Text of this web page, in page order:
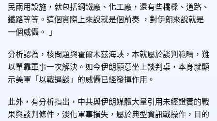
民兩用設施，就包括鋼鐵廠、化工廠，還有些橋樑、道路、
鐵路等等。這個實際上來說就是個前奏 ，對伊朗來說就是
一個威懾。 」
分析認為，核問題與霍爾木茲海峽，本就屬於談判範疇，難
以單靠軍事一次解決。如今伊朗願意坐上談判桌，本身就顯
示美軍「以戰逼談」的威懾已經發揮作用。
此外，有分析指出，中共與伊朗媒體大量引用未經證實的戰
果與談判條件，淡化軍事損失，屬於典型資訊戰操作，目的